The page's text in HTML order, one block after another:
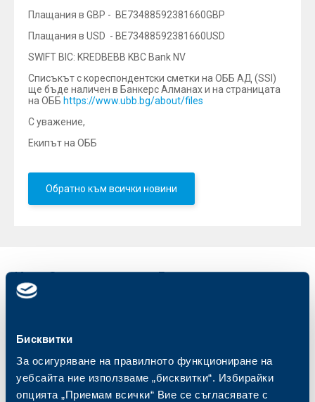
Бисквитки
За осигуряване на правилното функциониране на
уебсайта ние използваме „бисквитки“. Избирайки
опцията „Приемам всички“ Вие се съгласявате с
Плащания в GBP - BE73488592381660GBP
Плащания в USD - BE73488592381660USD
SWIFT BIC: KREDBEBB KBC Bank NV
Списъкът с кореспондентски сметки на ОББ АД (SSI)
ще бъде наличен в Банкерс Алманах и на страницата
на ОББ https://www.ubb.bg/about/files
С уважение,
Екипът на ОББ
Обратно към всички новини
клиенти
Сметки и плащания
Кредити
Спестявания и инвестиции
Частно банкиране
Търговско финансиране
ПОС терминали
Пазари, инвестиционно банкиране